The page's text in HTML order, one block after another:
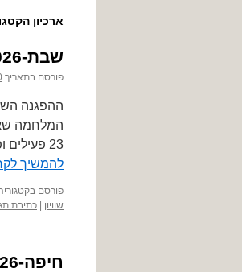
ארכיון
שבת-20-6-2026 מרכז חורב +דמון
פורסם בתאריך
23 פעילים ופעילות למשמרת מחאה מול כלא דמון. הם מחו נגד תנאי המעצר ומדיניות הדיכוי …
להמשיך
פורסם
שוויון
כתיבת
חיפה-13-6-2026